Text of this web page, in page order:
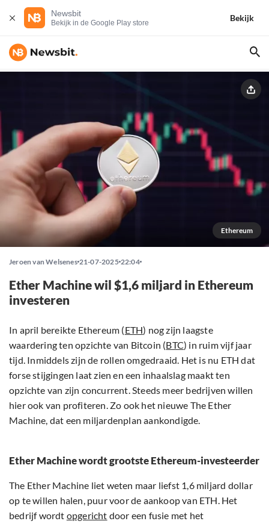
Newsbit
Bekijk in de Google Play store
Bekijk
Ethereum
Jeroen van Welsenes 21-07-2025 22:04
Ether Machine wil $1,6 miljard in Ethereum
investeren
In april bereikte Ethereum (ETH) nog zijn laagste
waardering ten opzichte van Bitcoin (BTC) in ruim vijf jaar
tijd. Inmiddels zijn de rollen omgedraaid. Het is nu ETH dat
forse stijgingen laat zien en een inhaalslag maakt ten
opzichte van zijn concurrent. Steeds meer bedrijven willen
hier ook van profiteren. Zo ook het nieuwe The Ether
Machine, dat een miljardenplan aankondigde.
Ether Machine wordt grootste Ethereum-investeerder
The Ether Machine liet weten maar liefst 1,6 miljard dollar
op te willen halen, puur voor de aankoop van ETH. Het
bedrijf wordt opgericht door een fusie met het